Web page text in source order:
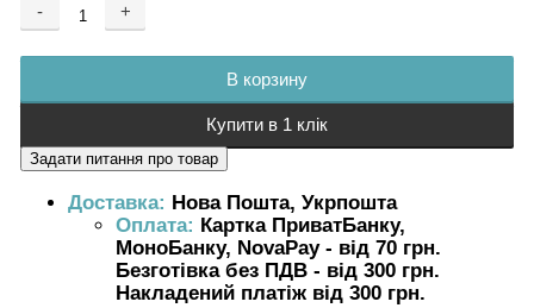
- +
В корзину
Купити в 1 клік
Доставка: Нова Пошта, Укрпошта
Оплата: Картка ПриватБанку,
МоноБанку, NovaPay - від 70 грн.
Безготівка без ПДВ - від 300 грн.
Накладений платіж від 300 грн.